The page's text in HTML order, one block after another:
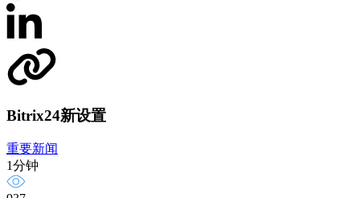
Bitrix24新设置
重要新闻
1分钟